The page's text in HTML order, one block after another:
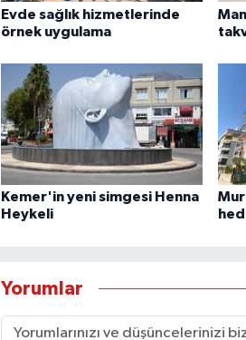
Evde sağlık hizmetlerinde
örnek uygulama
Kemer'in yeni simgesi Henna
Heykeli
Yorumlar